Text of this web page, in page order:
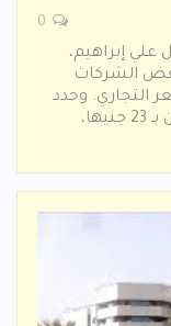
علي إبراهيم،
الشركات
التجاري. وحدد
خطاب صادر عن الوزير، سعر لتر الجازولين بـ 23 جنيها،